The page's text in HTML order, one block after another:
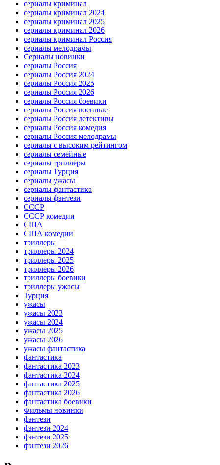
сериалы криминал
сериалы криминал 2024
сериалы криминал 2025
сериалы криминал 2026
сериалы криминал Россия
сериалы мелодрамы
Сериалы новинки
сериалы Россия
сериалы Россия 2024
сериалы Россия 2025
сериалы Россия 2026
сериалы Россия боевики
сериалы Россия военные
сериалы Россия детективы
сериалы Россия комедия
сериалы Россия мелодрамы
сериалы с высоким рейтингом
сериалы семейные
сериалы триллеры
сериалы Турция
сериалы ужасы
сериалы фантастика
сериалы фэнтези
СССР
СССР комедии
США
США комедии
триллеры
триллеры 2024
триллеры 2025
триллеры 2026
триллеры боевики
триллеры ужасы
Турция
ужасы
ужасы 2023
ужасы 2024
ужасы 2025
ужасы 2026
ужасы фантастика
фантастика
фантастика 2023
фантастика 2024
фантастика 2025
фантастика 2026
фантастика боевики
Фильмы новинки
фэнтези
фэнтези 2024
фэнтези 2025
фэнтези 2026